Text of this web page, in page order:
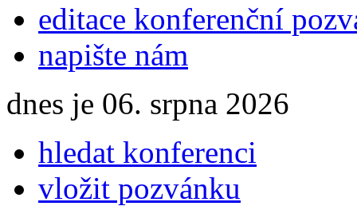
editace konferenční
napište nám
dnes je 06. srpna 2026
hledat konferenci
vložit pozvánku